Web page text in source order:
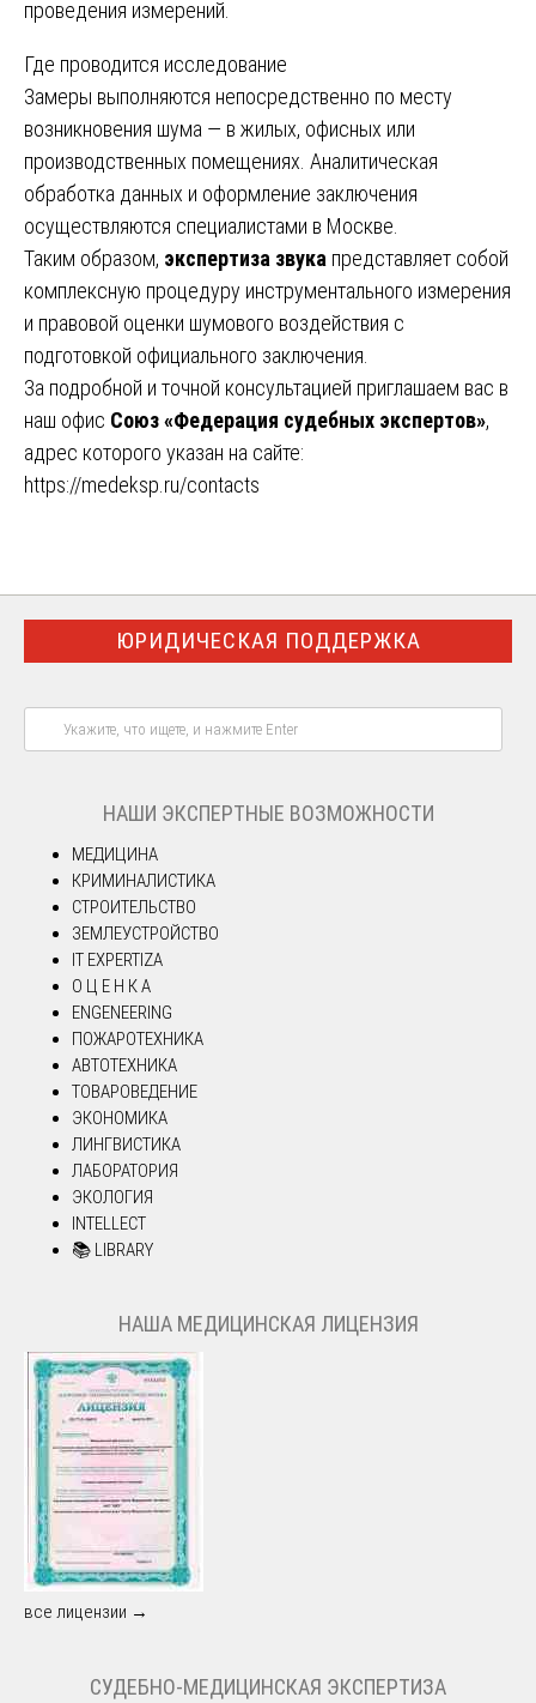
проведения измерений.
Где проводится исследование
Замеры выполняются непосредственно по месту
возникновения шума — в жилых, офисных или
производственных помещениях. Аналитическая
обработка данных и оформление заключения
осуществляются специалистами в Москве.
Таким образом, экспертиза звука представляет собой
комплексную процедуру инструментального измерения
и правовой оценки шумового воздействия с
подготовкой официального заключения.
За подробной и точной консультацией приглашаем вас в
наш офис Союз «Федерация судебных экспертов»,
адрес которого указан на сайте:
https://medeksp.ru/contacts
ЮРИДИЧЕСКАЯ ПОДДЕРЖКА
НАШИ ЭКСПЕРТНЫЕ ВОЗМОЖНОСТИ
МЕДИЦИНА
КРИМИНАЛИСТИКА
СТРОИТЕЛЬСТВО
ЗЕМЛЕУСТРОЙСТВО
IT EXPERTIZA
О Ц Е Н К А
ENGENEERING
ПОЖАРОТЕХНИКА
АВТОТЕХНИКА
ТОВАРОВЕДЕНИЕ
ЭКОНОМИКА
ЛИНГВИСТИКА
ЛАБОРАТОРИЯ
ЭКОЛОГИЯ
INTELLECT
📚 LIBRARY
НАША МЕДИЦИНСКАЯ ЛИЦЕНЗИЯ
все лицензии →
СУДЕБНО-МЕДИЦИНСКАЯ ЭКСПЕРТИЗА